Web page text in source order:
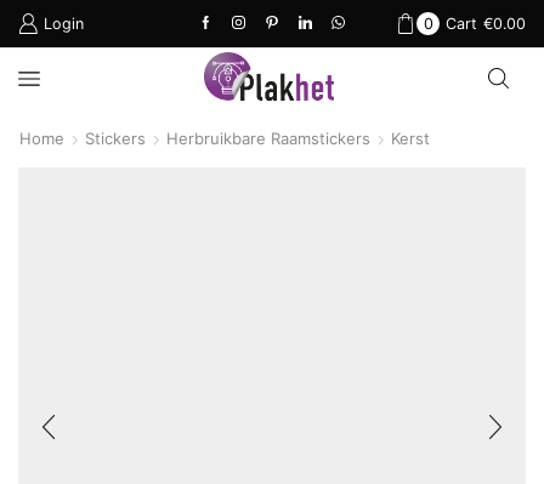
Login 0 Cart €0.00
Home Stickers Herbruikbare Raamstickers Kerst